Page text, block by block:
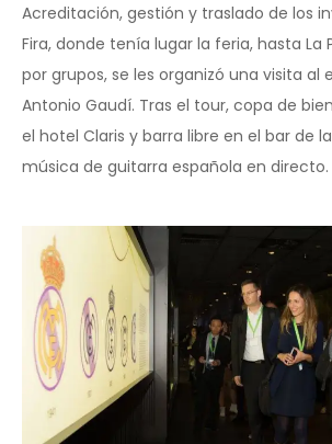
Acreditación, gestión y traslado de los
Fira, donde tenía lugar la feria, hasta La
por grupos, se les organizó una visita al
Antonio Gaudí. Tras el tour, copa de
el hotel Claris y barra libre en el bar de
música de guitarra española en directo.